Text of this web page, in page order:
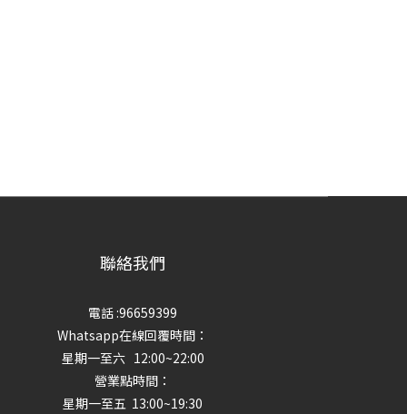
聯絡我們
電話 :96659399
Whatsapp在線回覆時間：
星期一至六 12:00~22:00
營業點時間：
星期一至五 13:00~19:30